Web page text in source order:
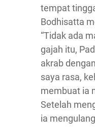
tempat
Bodhisatta
“Tidak ada
gajah itu,
akrab
saya rasa,
membuat ia
Setelah
ia